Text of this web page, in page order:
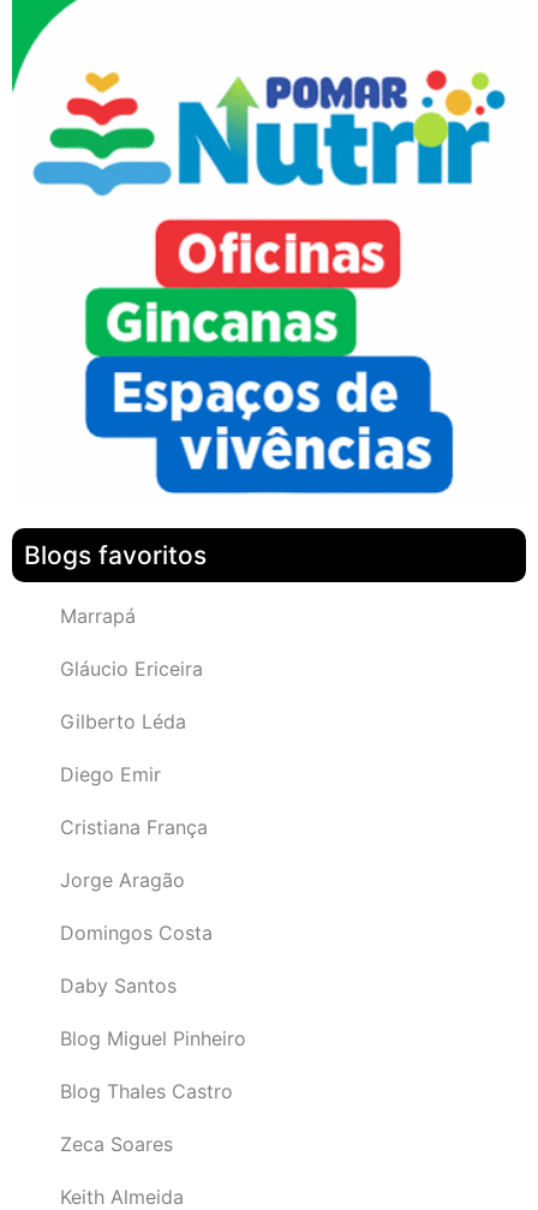
Blogs favoritos
Marrapá
Gláucio Ericeira
Gilberto Léda
Diego Emir
Cristiana França
Jorge Aragão
Domingos Costa
Daby Santos
Blog Miguel Pinheiro
Blog Thales Castro
Zeca Soares
Keith Almeida